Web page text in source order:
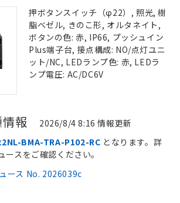
押ボタンスイッチ（φ22）, 照光, 樹
脂ベゼル, きのこ形, オルタネイト,
ボタンの色: 赤, IP66, プッシュイン
Plus端子台, 接点構成: NO/点灯ユニ
ット/NC, LEDランプ色: 赤, LEDラ
ンプ電圧: AC/DC6V
報 2026/8/4 8:16 情報更新
ース No. 2026039c
BMA-TRA-P102-RC となります。詳
スをご確認ください。